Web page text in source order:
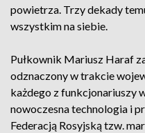
powietrza. Trzy dekady
wszystkim na siebie.
Pułkownik Mariusz Haraf
odznaczony w trakcie
każdego z funkcjonariuszy
nowoczesna technologia i
Federacją Rosyjską tzw.